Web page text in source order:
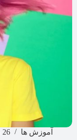
آموزش ها 26 مهر